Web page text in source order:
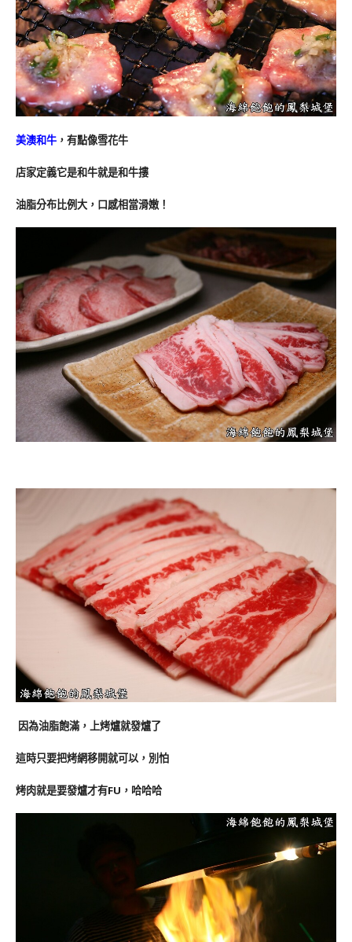
美澳和牛 ，有點像雪花牛
店家定義它是和牛就是和牛摟
油脂分布比例大，口感相當滑嫩！
因為油脂飽滿，上烤爐就發爐了
這時只要把烤網移開就可以，別怕
烤肉就是要發爐才有FU，哈哈哈